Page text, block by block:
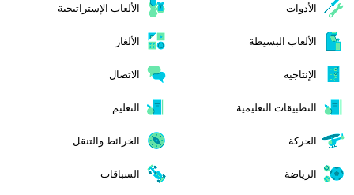
الأدوات الألعاب الإستراتيجية
الألعاب البسيطة الألغاز
الإنتاجية الاتصال
التطبيقات التعليمية التعليم
الحركة الخرائط والتنقل
الرياضة السباقات